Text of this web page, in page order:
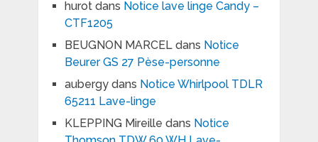
hurotdans Notice lave linge Candy –
CTF1205
BEUGNON MARCELdans Notice
Beurer GS 27 Pèse-personne
aubergydans Notice Whirlpool TDLR
65211 Lave-linge
KLEPPING Mireille dans Notice